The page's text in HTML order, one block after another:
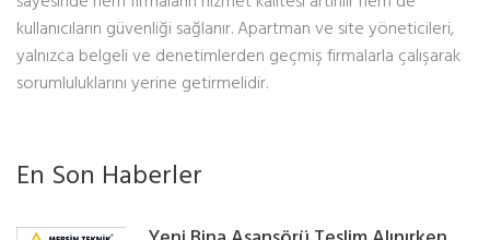
kullanıcıların güvenliği sağlanır. Apartman ve site yöneticileri,
yalnızca belgeli ve denetimlerden geçmiş firmalarla çalışarak
sorumluluklarını yerine getirmelidir.
En Son Haberler